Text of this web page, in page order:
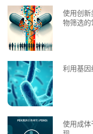
使用创
物筛选
利用基因
使用成